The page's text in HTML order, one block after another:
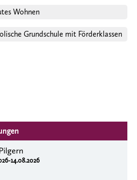
Wohnen
Grundschule mit Förderklassen
14.08.2026